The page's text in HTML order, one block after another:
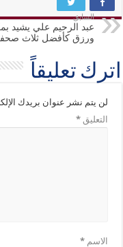
السابق
عبد الرحيم علي يشيد
ورزق كأفضل ثلاث
اترك تعليقاً
لن يتم نشر عنوان بريدك
التعليق*
الاسم*